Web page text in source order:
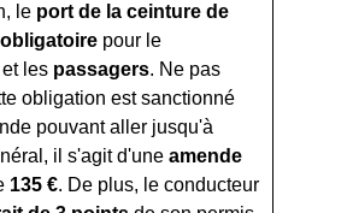
le port de la ceinture de
obligatoire pour le
et les passagers. Ne pas
obligation est sanctionné
pouvant aller jusqu'à
il s'agit d'uneamende
135 €. De plus, le conducteur